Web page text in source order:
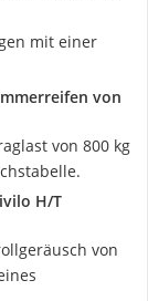
mit einer
von
von 800 kg
H/T
von